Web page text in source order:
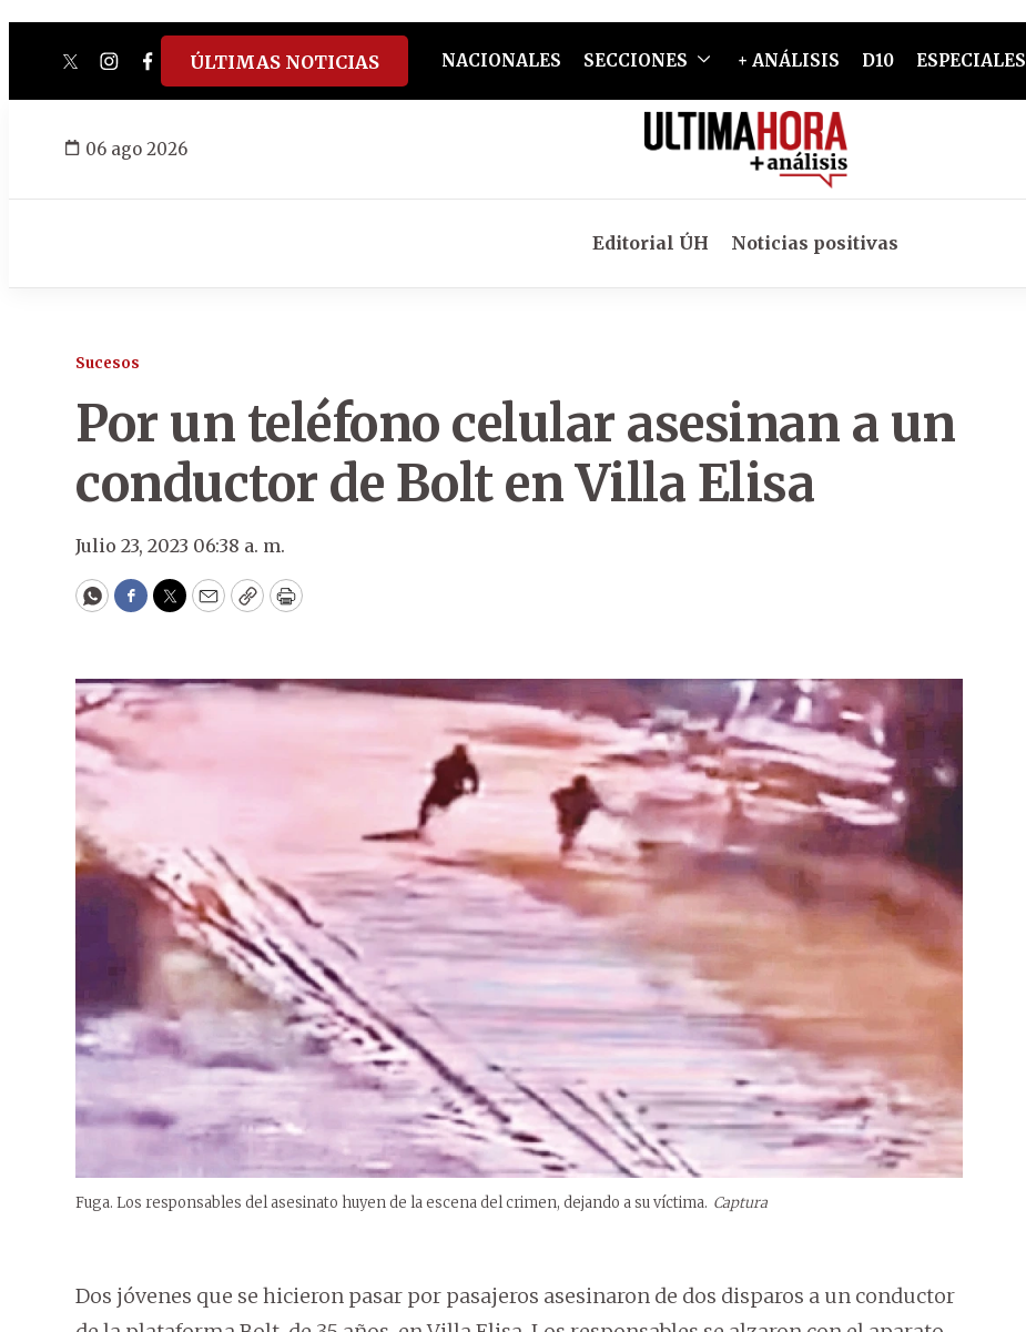
twitterinstagram
facebook
tiktokyoutube
spotify
ÚLTIMAS NOTICIAS NACIONALES SECCIONES + ANÁLISIS D10 ESPECIALES
06 ago 2026
Editorial ÚH Noticias positivas
Sucesos
Por un teléfono celular asesinan a un
conductor de Bolt en Villa Elisa
Julio 23, 2023 06:38 a. m.
WhatsApp
Facebook
Twitter
EmailCopyPrint
Fuga. Los responsables del asesinato huyen de la escena del crimen, dejando a su víctima. Captura
Dos jóvenes que se hicieron pasar por pasajeros asesinaron de dos disparos a un conductor